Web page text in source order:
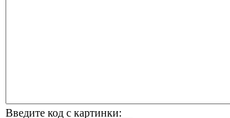
Введите код с картинки: